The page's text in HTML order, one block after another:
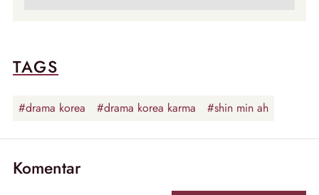
TAGS
#drama korea #drama korea karma #shin min ah
Komentar